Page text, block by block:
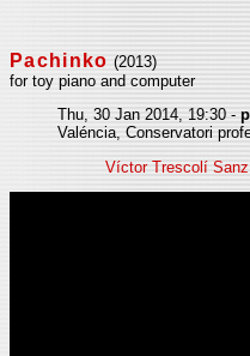
Pachinko (2013)
for toy piano and computer
Thu, 30 Jan 2014, 19:30 -
Valéncia, Conservatori
Víctor Trescolí